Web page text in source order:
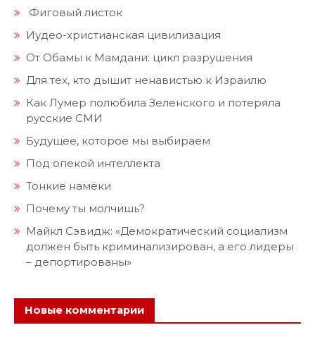
Фиговый листок
Иудео-христианская цивилизация
От Обамы к Мамдани: цикл разрушения
Для тех, кто дышит ненавистью к Израилю
Как Лумер полюбила Зеленского и потеряла
русские СМИ
Будущее, которое мы выбираем
Под опекой интеллекта
Тонкие намёки
Почему ты молчишь?
Майкл Сэвидж: «Демократический социализм
должен быть криминализирован, а его лидеры
– депортированы»
Новые комментарии